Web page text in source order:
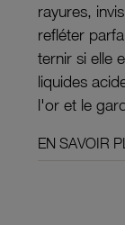
rayures,
refléter
ternir si elle
liquides
l'or et le
EN SAVOIR